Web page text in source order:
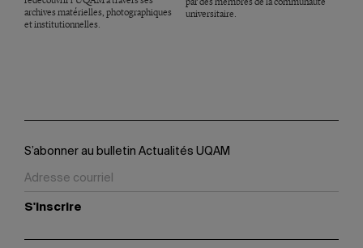
archives matérielles, photographiques
et institutionnelles.
universitaire.
S’abonner au bulletin Actualités UQAM
S'inscrire